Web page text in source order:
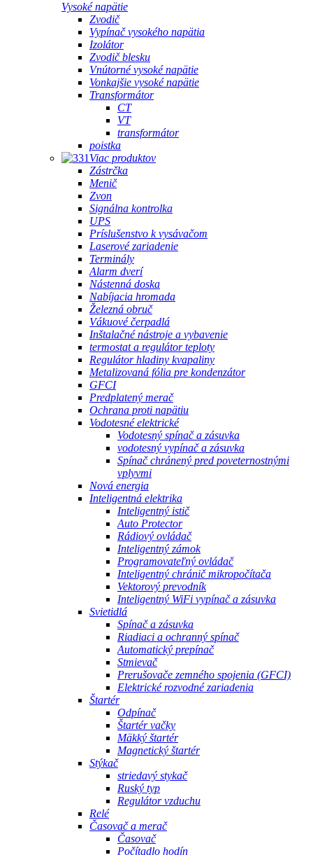
Vysoké napätie
Zvodič
Vypínač vysokého napätia
Izolátor
Zvodič blesku
Vnútorné vysoké napätie
Vonkajšie vysoké napätie
Transformátor
CT
VT
transformátor
poistka
Viac produktov
Zástrčka
Menič
Zvon
Signálna kontrolka
UPS
Príslušenstvo k vysávačom
Laserové zariadenie
Terminály
Alarm dverí
Nástenná doska
Nabíjacia hromada
Železná obruč
Vákuové čerpadlá
Inštalačné nástroje a vybavenie
termostat a regulátor teploty
Regulátor hladiny kvapaliny
Metalizovaná fólia pre kondenzátor
GFCI
Predplatený merač
Ochrana proti napätiu
Vodotesné elektrické
Vodotesný spínač a zásuvka
vodotesný vypínač a zásuvka
Spínač chránený pred poveternostnými
vplyvmi
Nová energia
Inteligentná elektrika
Inteligentný istič
Auto Protector
Rádiový ovládač
Inteligentný zámok
Programovateľný ovládač
Inteligentný chránič mikropočítača
Vektorový prevodník
Inteligentný WiFi vypínač a zásuvka
Svietidlá
Spínač a zásuvka
Riadiaci a ochranný spínač
Automatický prepínač
Stmievač
Prerušovače zemného spojenia (GFCI)
Elektrické rozvodné zariadenia
Štartér
Odpínač
Štartér vačky
Mäkký štartér
Magnetický štartér
Stýkač
striedavý stykač
Ruský typ
Regulátor vzduchu
Relé
Časovač a merač
Časovač
Počítadlo hodín